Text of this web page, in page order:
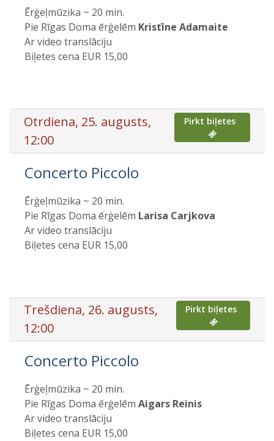
Ērģeļmūzika ~ 20 min.
Pie Rīgas Doma ērģelēm Kristīne Adamaite
Ar video translāciju
Biļetes cena EUR 15,00
Otrdiena, 25. augusts,
12:00
Pirkt biļetes
Concerto Piccolo
Ērģeļmūzika ~ 20 min.
Pie Rīgas Doma ērģelēm Larisa Carjkova
Ar video translāciju
Biļetes cena EUR 15,00
Trešdiena, 26. augusts,
12:00
Pirkt biļetes
Concerto Piccolo
Ērģeļmūzika ~ 20 min.
Pie Rīgas Doma ērģelēm Aigars Reinis
Ar video translāciju
Biļetes cena EUR 15,00